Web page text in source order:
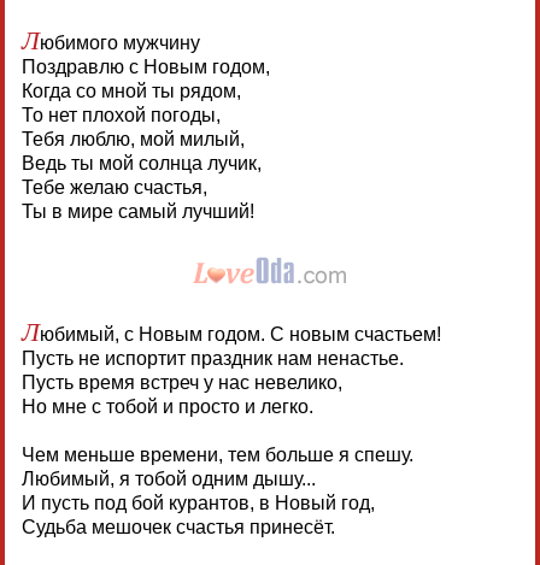
Любимого мужчину
Поздравлю с Новым годом,
Когда со мной ты рядом,
То нет плохой погоды,
Тебя люблю, мой милый,
Ведь ты мой солнца лучик,
Тебе желаю счастья,
Ты в мире самый лучший!
Любимый, с Новым годом. С новым счастьем!
Пусть не испортит праздник нам ненастье.
Пусть время встреч у нас невелико,
Но мне с тобой и просто и легко.
Чем меньше времени, тем больше я спешу.
Любимый, я тобой одним дышу...
И пусть под бой курантов, в Новый год,
Судьба мешочек счастья принесёт.